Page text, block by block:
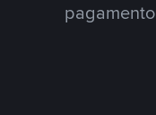
pagamento